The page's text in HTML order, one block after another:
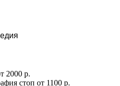
2000 р.
стоп от 1100 р.